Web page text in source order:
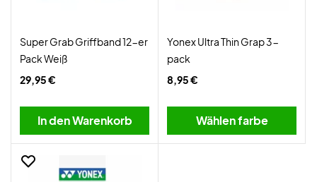
Super Grab Griffband 12-er
Pack Weiß
29,95 €
In den Warenkorb
Yonex Ultra Thin Grap 3-
pack
8,95 €
Wählen farbe